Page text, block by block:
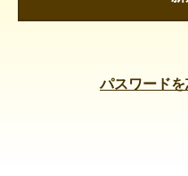
パスワード